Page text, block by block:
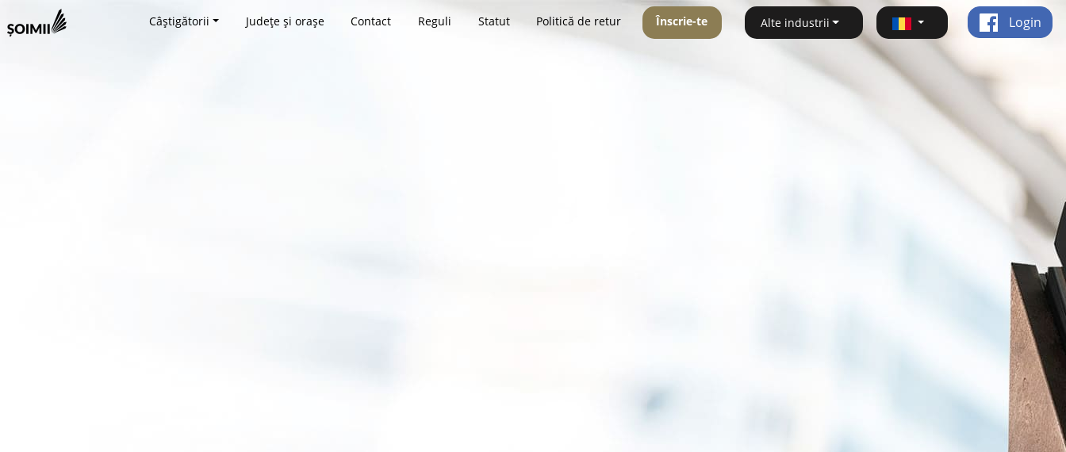
Câștigătorii Județe și orașe Contact Reguli Statut Politică de retur Înscrie-te Alte industrii Login